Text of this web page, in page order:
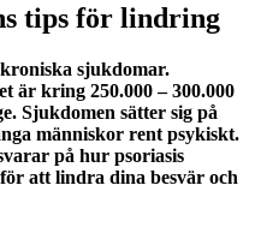
tips för lindring
sjukdomar.
är kring 250.000 – 300.000
Sjukdomen sätter sig på
människor rent psykiskt.
på hur psoriasis
att lindra dina besvär och